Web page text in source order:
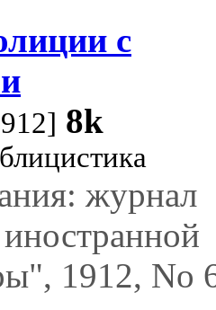
с
8k
журнал
1912, No